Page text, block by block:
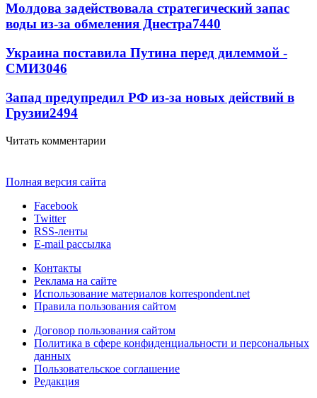
Молдова задействовала стратегический запас
воды из-за обмеления Днестра7440
Украина поставила Путина перед дилеммой -
СМИ3046
Запад предупредил РФ из-за новых действий в
Грузии2494
Читать комментарии
Полная версия сайта
Facebook
Twitter
RSS-ленты
E-mail рассылка
Контакты
Реклама на сайте
Использование материалов korrespondent.net
Правила пользования сайтом
Договор пользования сайтом
Политика в сфере конфиденциальности и персональных
данных
Пользовательское соглашение
Редакция